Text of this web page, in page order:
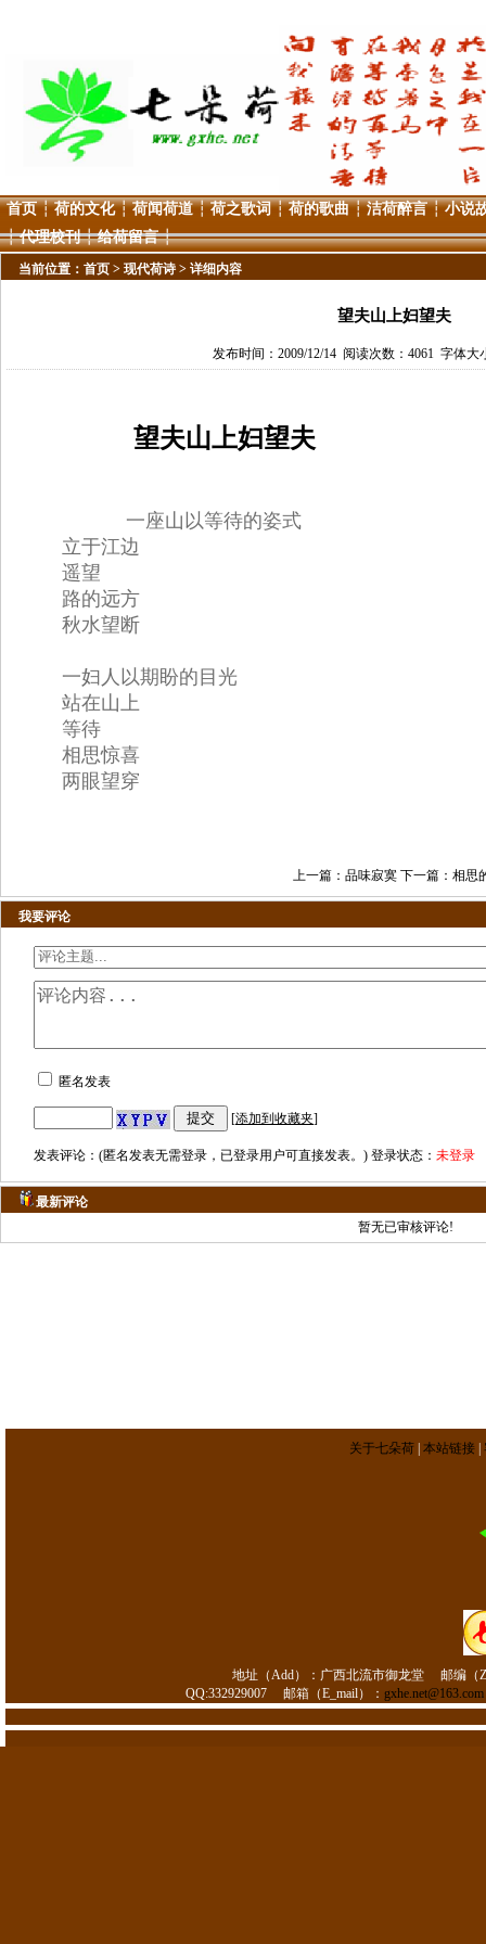
首页 ┆ 荷的文化 ┆ 荷闻荷道 ┆ 荷之歌词 ┆ 荷的歌曲 ┆ 洁荷醉言 ┆ 小说
┆ 代理校刊 ┆ 给荷留言 ┆
当前位置： 首页 > 现代荷诗> 详细内容
望夫山上妇望夫
发布时间：2009/12/14 阅读次数：4061 字体大
望夫山上妇望夫
一座山以等待的姿式
立于江边
遥望
路的远方
秋水望断
一妇人以期盼的目光
站在山上
等待
相思惊喜
两眼望穿
上一篇： 品味寂寞 下一篇： 相思
我要评论
匿名发表
[添加到收藏夹]
发表评论：(匿名发表无需登录，已登录用户可直接发表。) 登录状态： 未登录
最新评论
暂无已审核评论!
关于七朵荷 本站链接|
地址（Add）： 广西北流市御龙堂 邮编（
QQ:332929007 邮箱（E_mail）： gxhe.net@163.com